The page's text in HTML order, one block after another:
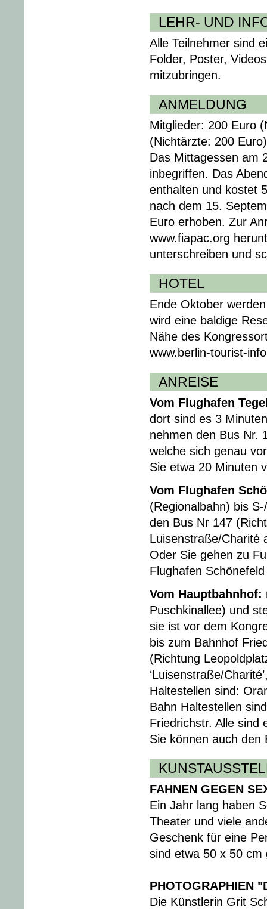
LEHR- UND
Alle Teilnehmer sind
Folder, Poster,
mitzubringen.
ANMELDUNG
Mitglieder: 200 Euro
(Nichtärzte: 200 Euro)
Das Mittagessen am
inbegriffen. Das
enthalten und kostet
nach dem 15.
Euro erhoben. Zur
www.fiapac.org
unterschreiben und
HOTEL
Ende Oktober
wird eine baldige
Nähe des
www.berlin-tourist-
ANREISE
Vom Flughafen
dort sind es 3
nehmen den Bus Nr.
welche sich genau
Sie etwa 20 Minuten
Vom Flughafen
(Regionalbahn) bis
den Bus Nr 147
Luisenstraße/Charité
Oder Sie gehen zu
Flughafen
Vom Hauptbahnhof:
Puschkinallee) und
sie ist vor dem
bis zum Bahnhof
(Richtung
‘Luisenstraße/
Haltestellen sind:
Bahn Haltestellen
Friedrichstr. Alle sind
Sie können auch den
FAHNEN GEGEN
Ein Jahr lang haben
Theater und viele
Geschenk für eine
sind etwa 50 x 50
PHOTOGRAPHIEN
Die Künstlerin Grit